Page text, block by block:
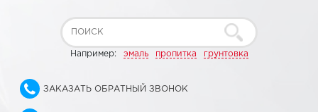
Например: эмаль пропитка грунтовка
ЗАКАЗАТЬ ОБРАТНЫЙ ЗВОНОК